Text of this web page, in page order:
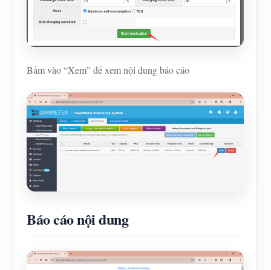
Bấm vào “Xem” để xem nội dung báo cáo
Báo cáo nội dung